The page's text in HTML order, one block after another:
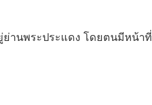
านพระประแดง โดยตนมีหน้า